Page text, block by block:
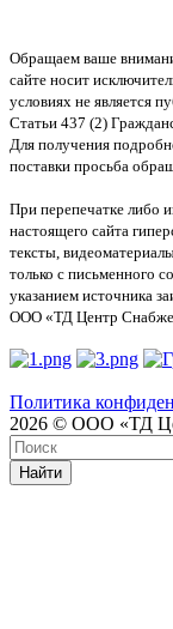
Обращаем ваше
сайте носит
условиях не является
Статьи 437 (2)
Для получения
поставки просьба
При перепечатке либо
настоящего сайта
тексты,
только с письменного
указанием источника
ООО «ТД Центр
Политика
2026 © ООО «ТД
Найти